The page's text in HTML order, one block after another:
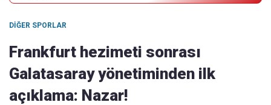
DIĞER SPORLAR
Frankfurt hezimeti sonrası
Galatasaray yönetiminden ilk
açıklama: Nazar!